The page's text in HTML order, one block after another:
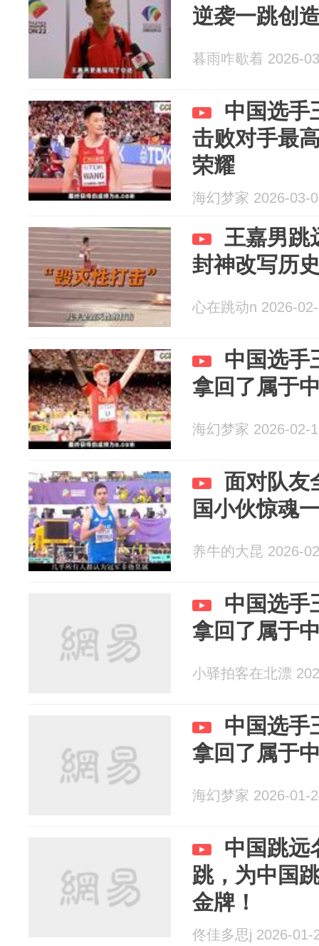
逆袭一跳创
暮雨咋歇着 2026-
中国选手
击败对手最
荣耀
海幻梦家 2026-03-
王嘉男跳
封神改写历
心在跳动n 2026-
中国选手
拿回了属于
海幻梦家 2026-02-
面对队友
国小伙惊魂
养牛的大昆 2026-
中国选手
拿回了属于
小驿拍客在北漂
中国选手
拿回了属于
海幻梦家 2026-01-
中国跳远
跳，为中国
金牌！
佟佳多思j 2026-01-